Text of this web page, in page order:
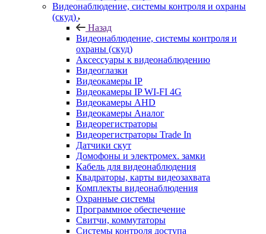
Видеонаблюдение, системы контроля и охраны
(скуд)
Назад
Видеонаблюдение, системы контроля и
охраны (скуд)
Аксессуары к видеонаблюдению
Видеоглазки
Видеокамеры IP
Видеокамеры IP WI-FI 4G
Видеокамеры AHD
Видеокамеры Аналог
Видеорегистраторы
Видеорегистраторы Trade In
Датчики скут
Домофоны и электромех. замки
Кабель для видеонаблюдения
Квадраторы, карты видеозахвата
Комплекты видеонаблюдения
Охранные системы
Программное обеспечение
Свитчи, коммутаторы
Системы контроля доступа